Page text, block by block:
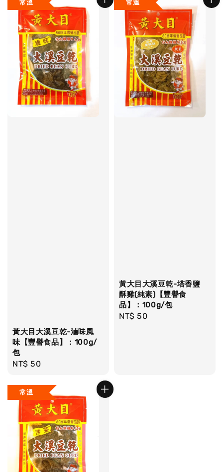
常溫
黃大目大溪豆乾-滷味風
味【豐譽食品】：100g/
包
Regular
NT$ 50
常溫
黃大目大溪豆乾-塔香鹽
酥雞(純素)【豐譽食
品】：100g/包
Regular
NT$ 50
常溫